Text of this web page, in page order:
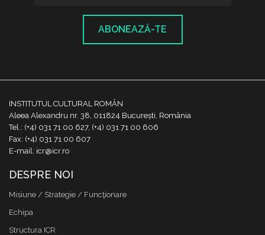
ABONEAZĂ-TE
INSTITUTUL CULTURAL ROMÂN
Aleea Alexandru nr. 38, 011824 București, România
Tel.: (+4) 031 71 00 627, (+4) 031 71 00 606
Fax: (+4) 031 71 00 607
E-mail: icr@icr.ro
DESPRE NOI
Misiune / Strategie / Funcţionare
Echipa
Structura ICR